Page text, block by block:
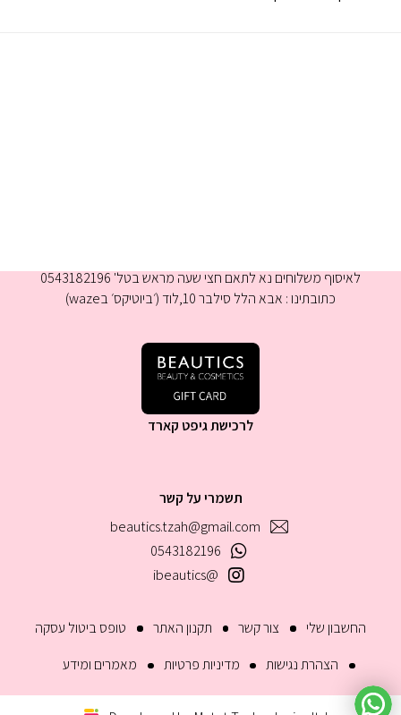
החשבון שלי צור קשר תקנון האתר
טופס ביטול עסקה
הצהרת נגישות
מדיניות פרטיות מאמרים ומידע
תשמרי על קשר
beautics.tzah@gmail.com
0543182196
@ibeautics
לאיסוף משלוחים נא לתאם חצי שעה מראש בטל' 0543182196
כתובתינו : אבא הלל סילבר 10,לוד (׳ביוטיקס׳ בwaze)
לרכישת גיפט קארד